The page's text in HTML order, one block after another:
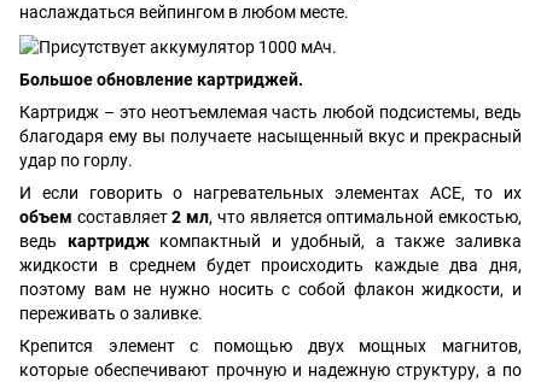
наслаждаться вейпингом в любом месте.
Большое обновление картриджей.
Картридж – это неотъемлемая часть любой подсистемы, ведь
благодаря ему вы получаете насыщенный вкус и прекрасный
удар по горлу.
И если говорить о нагревательных элементах ACE, то их
объем составляет2 мл, что является оптимальной емкостью,
ведь картридж компактный и удобный, а также заливка
жидкости в среднем будет происходить каждые два дня,
поэтому вам не нужно носить с собой флакон жидкости, и
переживать о заливке.
Крепится элемент с помощью двух мощных магнитов,
которые обеспечивают прочную и надежную структуру, а по